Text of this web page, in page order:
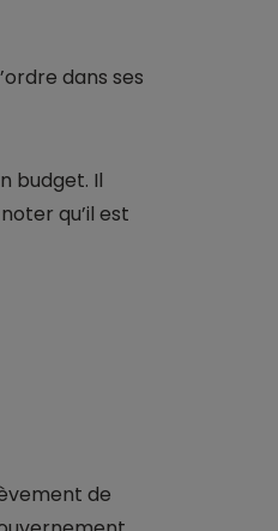
dans ses
budget. Il
qu’il est
de